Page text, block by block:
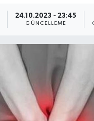
24.10.2023 - 23:45
GÜNCELLEME